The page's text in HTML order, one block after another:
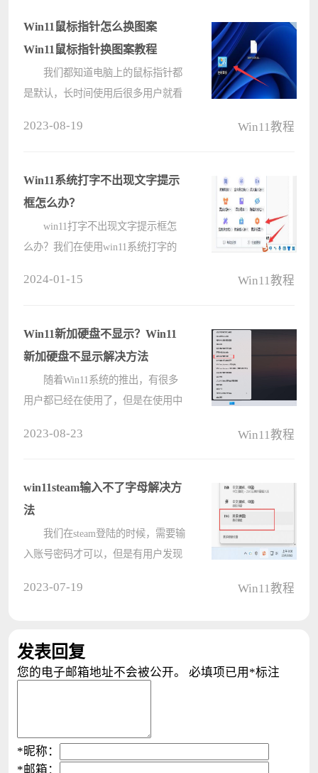
题，本期的win11教程就来和大伙分
享详????
Win11鼠标指针怎么换图案
Win11鼠标指针换图案教程
我们都知道电脑上的鼠标指针都
是默认，长时间使用后很多用户就看
操作方法吧！ Win11鼠标指针怎
么????
2023-08-19 Win11教程
Win11系统打字不出现文字提示
框怎么办？
win11打字不出现文字提示框怎
么办？我们在使用win11系统打字的
输入法图标，然后打开更多设置下的
高级????
2024-01-15 Win11教程
Win11新加硬盘不显示？Win11
新加硬盘不显示解决方法
随着Win11系统的推出，有很多
用户都已经在使用了，但是在使用中
吧，希望对你有所帮助哦。 解
决????
2023-08-23 Win11教程
win11steam输入不了字母解决方
法
我们在steam登陆的时候，需要输
入账号密码才可以，但是有用户发现
2023-07-19 Win11教程
发表回复
您的电子邮箱地址不会被公开。 必填项已用 *标注
*昵称：
*邮箱：